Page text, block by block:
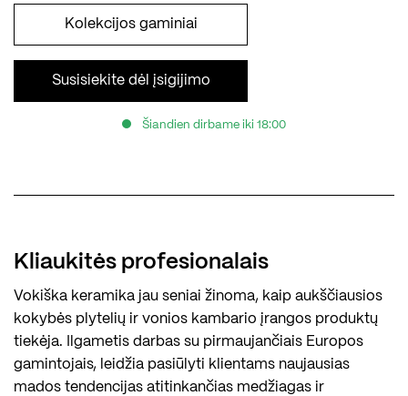
Kolekcijos gaminiai
Susisiekite dėl įsigijimo
Šiandien dirbame iki 18:00
Kliaukitės profesionalais
Vokiška keramika jau seniai žinoma, kaip aukščiausios
kokybės plytelių ir vonios kambario įrangos produktų
tiekėja. Ilgametis darbas su pirmaujančiais Europos
gamintojais, leidžia pasiūlyti klientams naujausias
mados tendencijas atitinkančias medžiagas ir